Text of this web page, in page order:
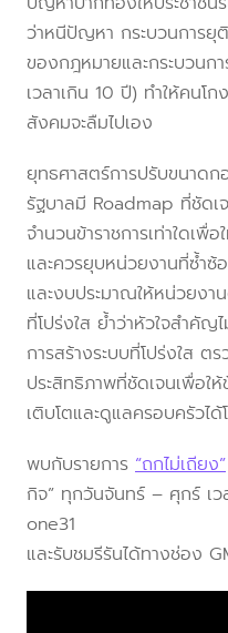
ว่าหนีปัญหา กระบวนการยุ
ของกฎหมายและกระบวนก
เวลาเกิน 10 ปี) ทำให้คนโก
สังคมจะลืมไปเอง
ยุทธศาสตร์การปรับขนาด
รัฐบาลมี Roadmap ที่ชัดเ
จำนวนข้าราชการเท่าใดเ
และควรยุบหน่วยงานที่ซ้ำ
และงบประมาณให้หน่วยงา
ที่โปร่งใส ย้ำว่าหัวใจสำคัญ
การสร้างระบบที่โปร่งใส ต
ประสิทธิภาพที่ชัดเจนเพื่อให้
เติบโตและดูแลครอบครัวไ
พบกับรายการ “ถกไม่เถียง”
กิจ” ทุกวันจันทร์ – ศุกร์ เ
one31
และรับชมรีรันได้ทางช่อง